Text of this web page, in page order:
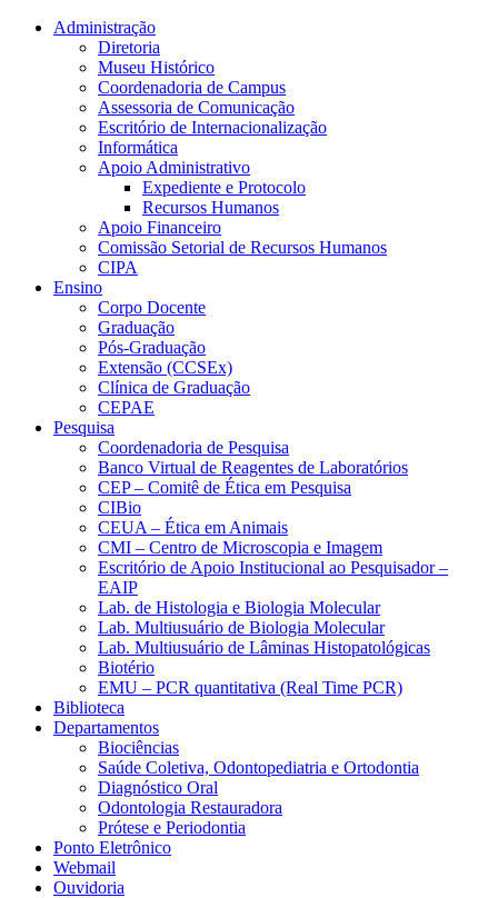
Conteúdo principal Menu principal
Administração
Diretoria
Museu Histórico
Coordenadoria de Campus
Assessoria de Comunicação
Escritório de Internacionalização
Informática
Apoio Administrativo
Expediente e Protocolo
Recursos Humanos
Apoio Financeiro
Comissão Setorial de Recursos Humanos
CIPA
Ensino
Corpo Docente
Graduação
Pós-Graduação
Extensão (CCSEx)
Clínica de Graduação
CEPAE
Pesquisa
Coordenadoria de Pesquisa
Banco Virtual de Reagentes de Laboratórios
CEP – Comitê de Ética em Pesquisa
CIBio
CEUA – Ética em Animais
CMI – Centro de Microscopia e Imagem
Escritório de Apoio Institucional ao Pesquisador –
EAIP
Lab. de Histologia e Biologia Molecular
Lab. Multiusuário de Biologia Molecular
Lab. Multiusuário de Lâminas Histopatológicas
Biotério
EMU – PCR quantitativa (Real Time PCR)
Biblioteca
Departamentos
Biociências
Saúde Coletiva, Odontopediatria e Ortodontia
Diagnóstico Oral
Odontologia Restauradora
Prótese e Periodontia
Ponto Eletrônico
Webmail
Ouvidoria